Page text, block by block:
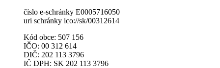
číslo e-schránky E0005716050
uri schránky ico://sk/00312614
Kód obce: 507 156
IČO: 00 312 614
DIČ: 202 113 3796
IČ DPH: SK 202 113 3796